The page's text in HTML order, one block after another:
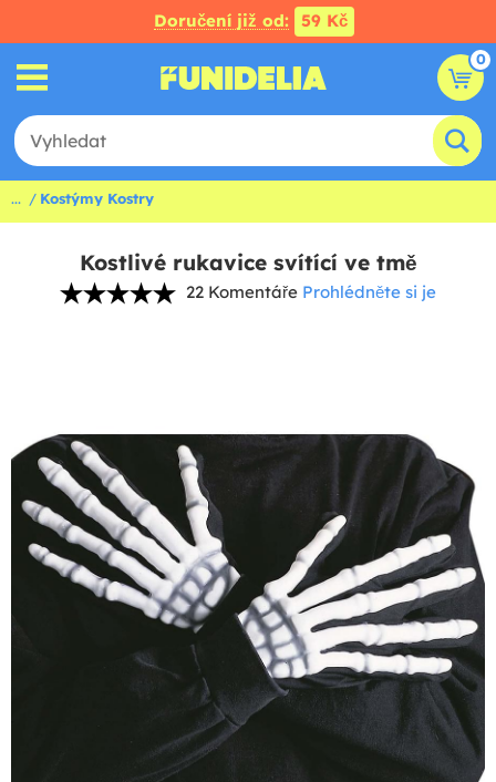
Doručení již od: 59 Kč
0
... Kostýmy Kostry
Kostlivé rukavice svítící ve tmě
22 Komentáře Prohlédněte si je